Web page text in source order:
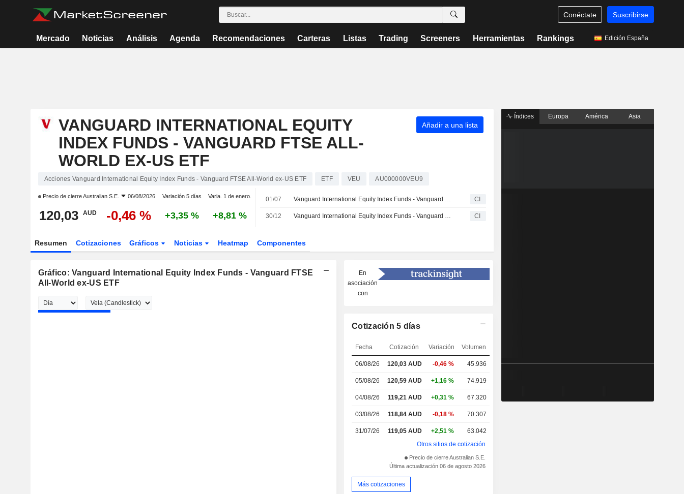
Conéctate Suscribirse
Mercado Noticias Análisis Agenda Recomendaciones Carteras Listas Trading Screeners Herramientas Rankings Edición España
VANGUARD INTERNATIONAL EQUITY
INDEX FUNDS - VANGUARD FTSE ALL-
WORLD EX-US ETF
Añadir a una lista
Acciones Vanguard International Equity Index Funds - Vanguard FTSE All-World ex-US ETF ETF VEU AU000000VEU9
Precio de cierreAustralian S.E. 06/08/2026 Variación 5 días Varia. 1 de enero.
120,03 AUD -0,46 % +3,35 % +8,81 %
01/07 Vanguard International Equity Index Funds - Vanguard FTSE All-World ex-US ETF presenta sus resultados correspondientes al primer semestre finalizado el 30 de abril de 2026 CI
30/12 Vanguard International Equity Index Funds - Vanguard FTSE All-World ex-US ETF informa resultados financieros para el año completo finalizado el 31 de octubre de 2025 CI
Resumen Cotizaciones Gráficos Noticias Heatmap Componentes
Gráfico: Vanguard International Equity Index Funds - Vanguard FTSE
All-World ex-US ETF
En
asociación
con
Cotización 5 días
Fecha Cotización Variación Volumen
06/08/26 120,03 AUD -0,46 % 45.936
05/08/26 120,59 AUD +1,16 % 74.919
04/08/26 119,21 AUD +0,31 % 67.320
03/08/26 118,84 AUD -0,18 % 70.307
31/07/26 119,05 AUD +2,51 %
63.042
Otros sitios de cotización
Precio de cierre Australian S.E.
Última actualización 06 de agosto 2026
Más cotizaciones
Índices Europa América Asia